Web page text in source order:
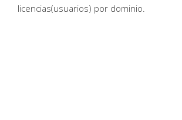
licencias(usuarios) por dominio.